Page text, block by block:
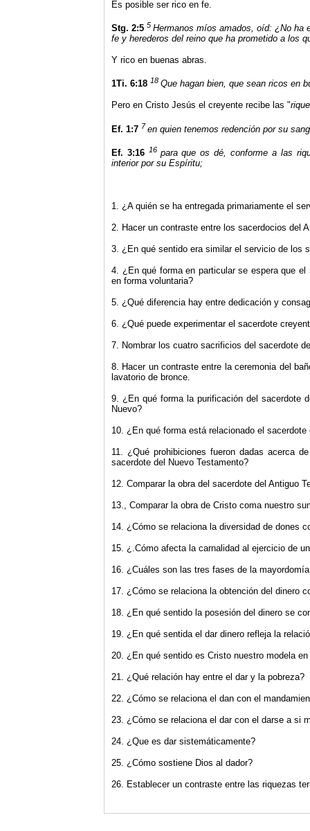
Es posible ser rico en fe.
Stg. 2:55 Hermanos míos amados, oíd: ¿No ha
fe y herederos del reino que ha prometido a los
Y rico en buenas abras.
1Ti. 6:18 18 Que hagan bien, que sean ricos en
Pero en Cristo Jesús el creyente recibe las "
Ef. 1:7 7en quien tenemos redención por su
Ef. 3:16 16 para que os dé, conforme a las
interior por su Espíritu;
1. ¿A quién se ha entregada primariamente el
2. Hacer un contraste entre los sacerdocios del
3. ¿En qué sentido era similar el servicio de los
4. ¿En qué forma en particular se espera que
en forma voluntaria?
5. ¿Qué diferencia hay entre dedicación y
6. ¿Qué puede experimentar el sacerdote
7. Nombrar los cuatro sacrificios del sacerdote
8. Hacer un contraste entre la ceremonia del
lavatorio de bronce.
9. ¿En qué forma la purificación del sacerdote
Nuevo?
10. ¿En qué forma está relacionado el sacerdote
11. ¿Qué prohibiciones fueron dadas acerca
sacerdote del Nuevo Testamento?
12. Comparar la obra del sacerdote del Antiguo
13., Comparar la obra de Cristo coma nuestro
14. ¿Cómo se relaciona la diversidad de dones
15. ¿.Cómo afecta la carnalidad al ejercicio de
16. ¿Cuáles son las tres fases de la
17. ¿Cómo se relaciona la obtención del dinero
18. ¿En qué sentido la posesión del dinero se
19. ¿En qué sentida el dar dinero refleja la
20. ¿En qué sentido es Cristo nuestro modela en
21. ¿Qué relación hay entre el dar y la pobreza?
22. ¿Cómo se relaciona el dan con el
23. ¿Cómo se relaciona el dar con el darse a si
24. ¿Que es dar sistemáticamente?
25. ¿Cómo sostiene Dios al dador?
26. Establecer un contraste entre las riquezas